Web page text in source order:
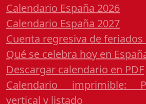
Calendario España 2026
Calendario España 2027
Cuenta regresiva de feriados
Qué se celebra hoy en
Descargar calendario en PDF
Calendario imprimible:
vertical y listado